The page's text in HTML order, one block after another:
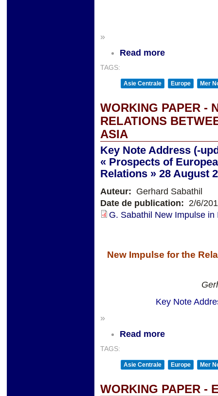
»
Read more
TAGS:
Asie Centrale Europe Mer
WORKING PAPER -
RELATIONS
ASIA
Key Note Address (-
« Prospects of
Relations » 28 August
Auteur: Gerhard Sabathil
Date de publication: 2/6/
G. Sabathil New Impulse
New Impulse for the
Key Note
»
Read more
TAGS:
Asie Centrale Europe Mer
WORKING PAPER -